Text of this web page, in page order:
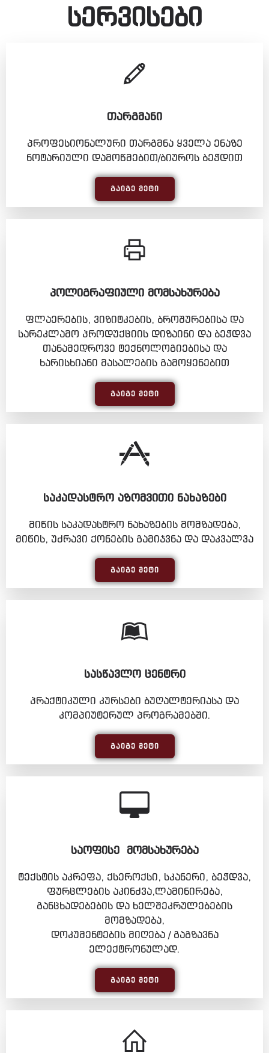
სერვისები
ᲗᲐᲠᲒᲛᲐᲜᲘ
პროფესიონალური თარგმნა ყველა ენაზე
ნოტარიული დამოწმებით/ბიუროს ბეჭდით
ᲒᲐᲘᲒᲔ ᲛᲔᲢᲘ
ᲞᲝᲚᲘᲒᲠᲐᲤᲘᲣᲚᲘ ᲛᲝᲛᲡᲐᲮᲣᲠᲔᲑᲐ
ფლაერების, ვიზიტკების, ბროშურებისა და
სარეკლამო პროდუქციის დიზაინი და ბეჭდვა
თანამედროვე ტექნოლოგიებისა და
ხარისხიანი მასალების გამოყენებით
ᲒᲐᲘᲒᲔ ᲛᲔᲢᲘ
ᲡᲐᲙᲐᲓᲐᲡᲢᲠᲝ ᲐᲖᲝᲛᲕᲘᲗᲘ ᲜᲐᲮᲐᲖᲔᲑᲘ
მიწის საკადასტრო ნახაზების მომზადება,
მიწის, უძრავი ქონების გამიჯვნა და დაკვალვა
ᲒᲐᲘᲒᲔ ᲛᲔᲢᲘ
ᲡᲐᲡᲬᲐᲕᲚᲝ ᲪᲔᲜᲢᲠᲘ
პრაქტიკული კურსები ბუღალტერიასა და
კომპიუტერულ პროგრამებში.
ᲒᲐᲘᲒᲔ ᲛᲔᲢᲘ
ᲡᲐᲝᲤᲘᲡᲔ ᲛᲝᲛᲡᲐᲮᲣᲠᲔᲑᲐ
ტექსტის აკრეფა, ქსეროქსი, სკანერი, ბეჭდვა,
ფურცლების აკინძვა,ლამინირება,
განცხადებების და ხელშეკრულებების
მომზადება,
დოკუმენტების მიღება / გაგზავნა
ელექტრონულად.
ᲒᲐᲘᲒᲔ ᲛᲔᲢᲘ